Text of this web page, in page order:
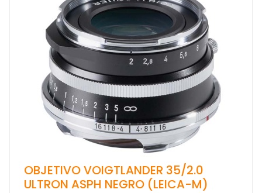
OBJETIVO VOIGTLANDER 35/2.0
ULTRON ASPH NEGRO (LEICA-M)